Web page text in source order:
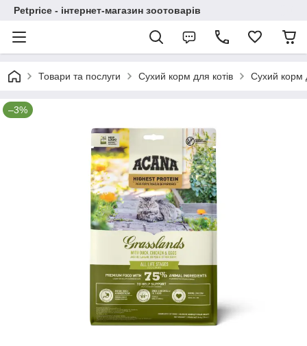
Petprice - інтернет-магазин зоотоварів
Товари та послуги Сухий корм для котів Сухий корм
–3%